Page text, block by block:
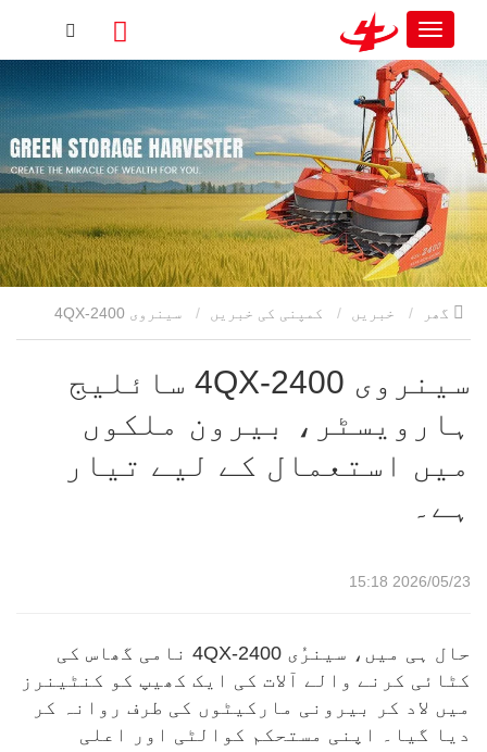
خبریں کمپنی کی خبریں سینروی 4QX-2400
ہے۔
سینروی 4QX-2400 سائلیج
ہارویسٹر، بیرون ملکوں
میں استعمال کے لیے تیار
ہے۔
2026/05/23 15:18
حال ہی میں، سینرُی 4QX-2400 نامی گھاس کی
کٹائی کرنے والے آلات کی ایک کھیپ کو کنٹینرز
میں لاد کر بیرونی مارکیٹوں کی طرف روانہ کر
دیا گیا۔ اپنی مستحکم کوالٹی اور اعلی